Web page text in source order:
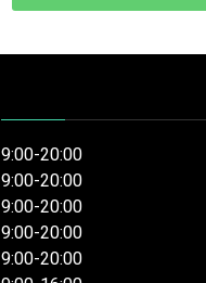
9:00-20:00
9:00-20:00
9:00-20:00
9:00-20:00
9:00-20:00